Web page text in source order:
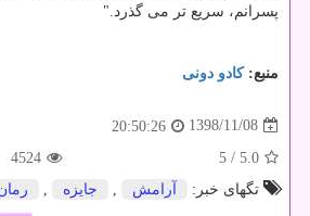
پسرانم، سریع تر می گذرد."
منبع:كادو دونی
1398/11/08
20:50:26
5.0
/ 5
4524
تگهای خبر:
آرامش , جایزه ,